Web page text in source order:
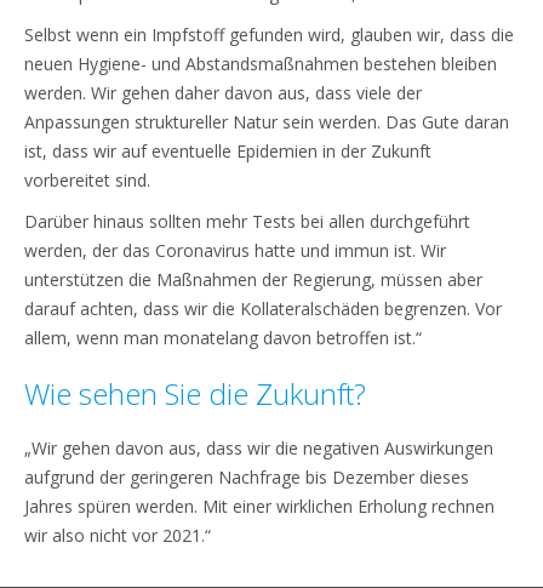
Selbst wenn ein Impfstoff gefunden wird, glauben wir, dass die
neuen Hygiene- und Abstandsmaßnahmen bestehen bleiben
werden. Wir gehen daher davon aus, dass viele der
Anpassungen struktureller Natur sein werden. Das Gute daran
ist, dass wir auf eventuelle Epidemien in der Zukunft
vorbereitet sind.
Darüber hinaus sollten mehr Tests bei allen durchgeführt
werden, der das Coronavirus hatte und immun ist. Wir
unterstützen die Maßnahmen der Regierung, müssen aber
darauf achten, dass wir die Kollateralschäden begrenzen. Vor
allem, wenn man monatelang davon betroffen ist.“
Wie sehen Sie die Zukunft?
„Wir gehen davon aus, dass wir die negativen Auswirkungen
aufgrund der geringeren Nachfrage bis Dezember dieses
Jahres spüren werden. Mit einer wirklichen Erholung rechnen
wir also nicht vor 2021.“